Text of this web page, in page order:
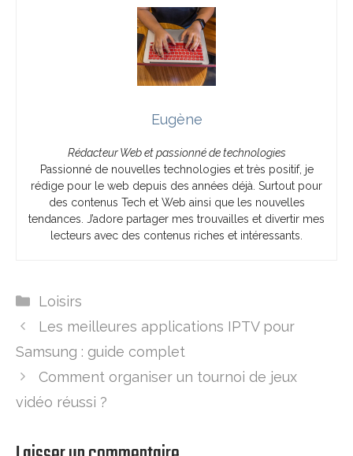
Eugène
Rédacteur Web et passionné de technologies
Passionné de nouvelles technologies et très positif, je
rédige pour le web depuis des années déjà. Surtout pour
des contenus Tech et Web ainsi que les nouvelles
tendances. J’adore partager mes trouvailles et divertir mes
lecteurs avec des contenus riches et intéressants.
Catégories
Loisirs
Les meilleures applications IPTV pour
Samsung : guide complet
Comment organiser un tournoi de jeux
vidéo réussi ?